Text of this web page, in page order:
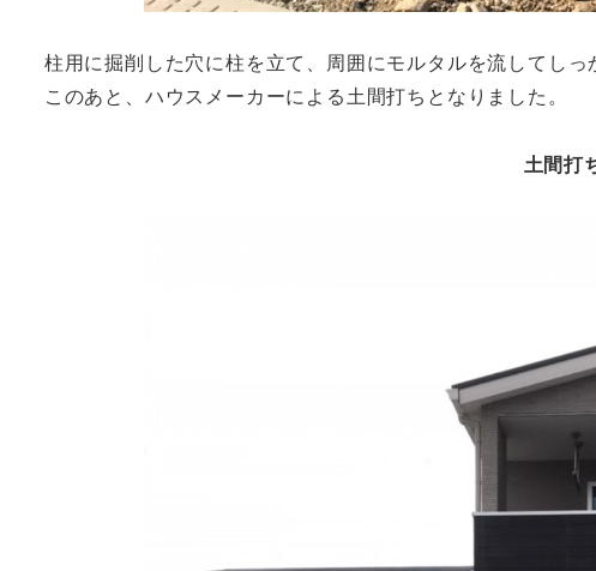
柱用に掘削した穴に柱を立て、周囲にモルタルを流してしっ
このあと、ハウスメーカーによる土間打ちとなりました。
土間打